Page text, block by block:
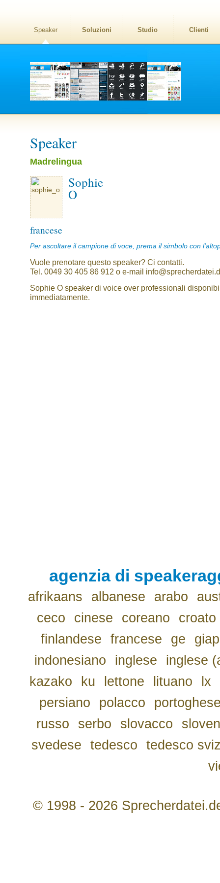
Speaker Soluzioni Studio Clienti
Speaker
Madrelingua
Sophie
O
francese
Per ascoltare il campione di voce, prema il simbolo con
Vuole prenotare questo speaker? Ci contatti.
Tel. 0049 30 405 86 912 o e-mail
Sophie O speaker di voice over professionali
immediatamente.
agenzia di
afrikaans albanese arabo
ceco
cinese coreano
croato
finlandese
francese ge
indonesiano
inglese
inglese
kazako
ku lettone lituano lx
persiano
polacco
russo
serbo slovacco
svedese
tedesco
tedesco
© 1998 - 2026